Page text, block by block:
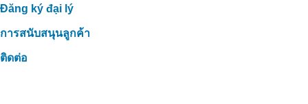
Đăng ký đại lý
การสนับสนุนลูกค้า
ติดต่อ